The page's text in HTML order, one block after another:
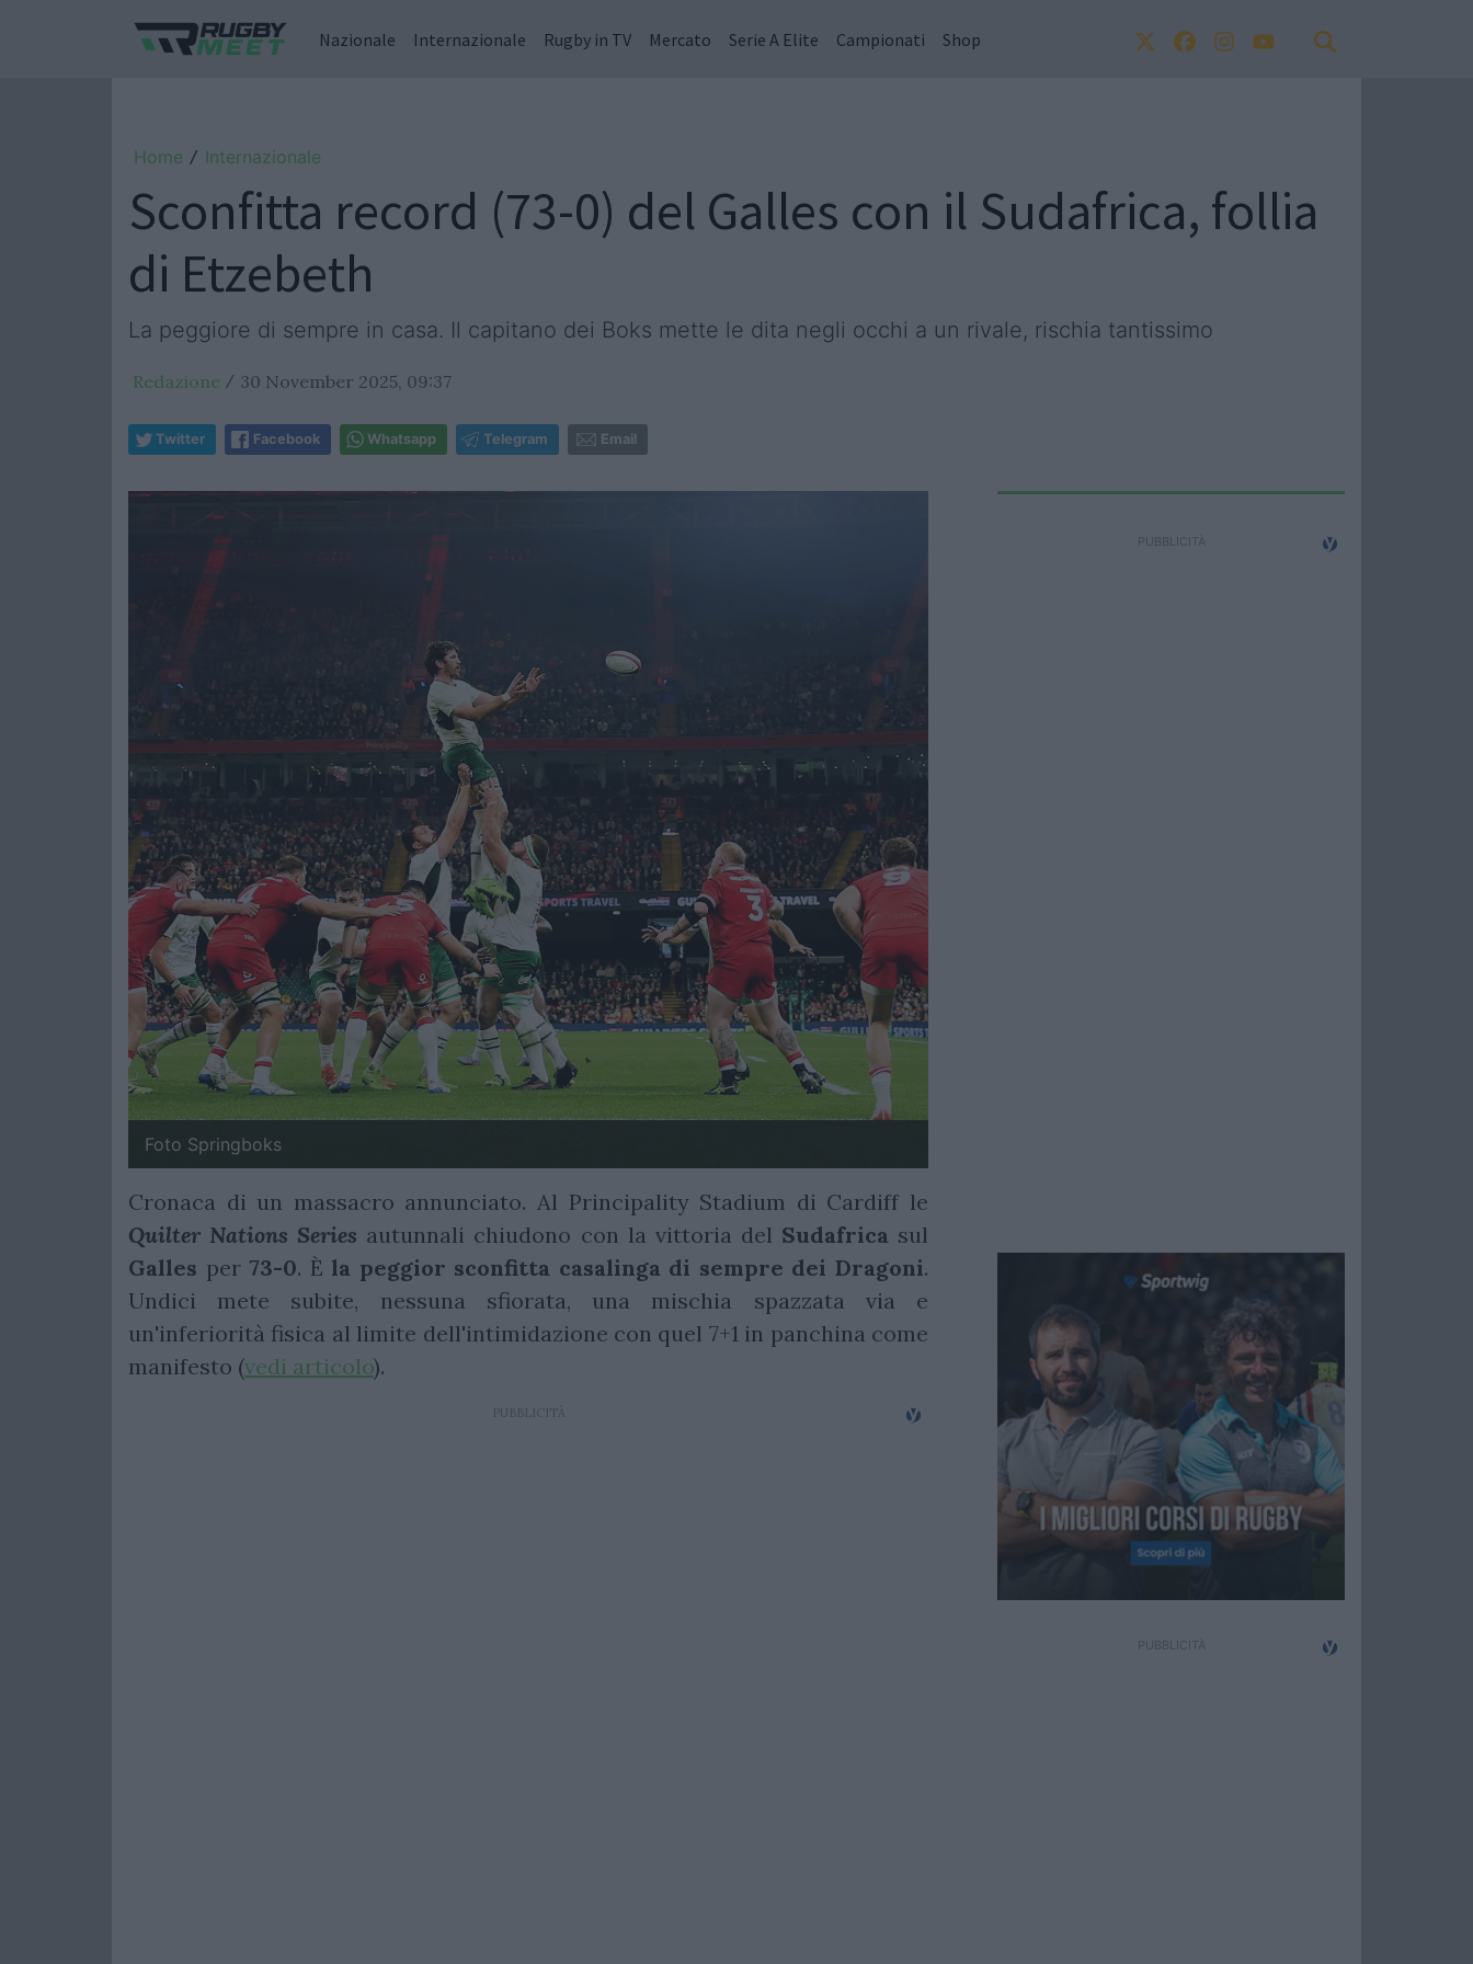
Nazionale Internazionale Rugby in TV Mercato Serie A Elite Campionati Shop
Home / Internazionale
Sconfitta record (73-0) del Galles con il Sudafrica, follia
di Etzebeth
La peggiore di sempre in casa. Il capitano dei Boks mette le dita negli occhi a un rivale, rischia tantissimo
Redazione / 30 November 2025, 09:37
Twitter Facebook Whatsapp Telegram Email
Foto Springboks
Cronaca di un massacro annunciato. Al Principality Stadium di Cardiff le
Quilter Nations Series autunnali chiudono con la vittoria del Sudafrica sul
Galles per 73-0. È la peggior sconfitta casalinga di sempre dei Dragoni.
Undici mete subite, nessuna sfiorata, una mischia spazzata via e
un'inferiorità fisica al limite dell'intimidazione con quel 7+1 in panchina come
manifesto (vedi articolo).